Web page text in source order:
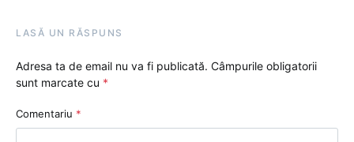
LASĂ UN RĂSPUNS
Adresa ta de email nu va fi publicată. Câmpurile obligatorii
sunt marcate cu *
Comentariu *